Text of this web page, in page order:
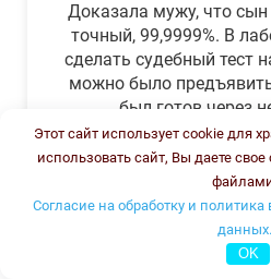
Доказала мужу, что сын
точный, 99,9999%. В
сделать судебный тест
можно было
был готов через
обещали.Теперь муж
Этот сайт использует cookie для
использовать сайт, Вы даете свое
Согласие на обработку и
данных.
OK